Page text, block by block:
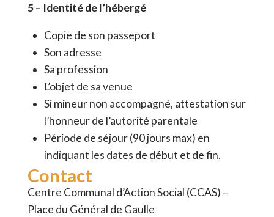
5 – Identité de l’hébergé
Copie de son passeport
Son adresse
Sa profession
L’objet de sa venue
Si mineur non accompagné, attestation sur
l’honneur de l’autorité parentale
Période de séjour (90 jours max) en
indiquant les dates de début et de fin.
Contact
Centre Communal d’Action Social (CCAS) –
Place du Général de Gaulle